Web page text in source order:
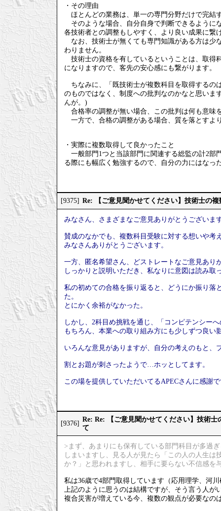
・その理由
ほとんどの業務は、単一の専門分野だけで完結
そのような場合、自分自身で判断できるように
各技術者との調整もしやすく、より良い成果に繋
なお、技術士が無くても専門知識がある方は少
わりません。
技術士の資格を有しているということは、取得
になりますので、客先の安心感にも繋がります。
ちなみに、「既技術士が複数科目を取得するの
のものではなく、制度への批判なのかなと思いま
んが。)
合格率の調整が無い場合、この批判は何も意味
一方で、合格の調整がある場合、質を落とすよ
・実際に複数取得して良かったこと
一般部門1つと当該部門に関連する総監の計2部
る際にも幅広く勉強するので、自分の力にはなっ
[9375] Re: 【ご意見聞かせてください】技術士の
みなさん、さまざまなご意見ありがとうございま
賛成のなかでも、複数科目受験に対する想いや考
みなさんありがとうございます。
一方、匿名希望さん、どストレートなご意見あり
しっかりと説明いただき、私なりに意図は読み取
私の初めての合格を振り返ると、どうにか振り落
た。
とにかく余裕がなかった。
しかし、2科目め挑戦を通じ、「コンピテンシー
もちろん、本業への取り組み方にも少しずつ良い
いろんな意見がありますが、自分の考えのもと
割とお題が刺さったようで…ホッとしてます。
この場を提供していただいてるAPECさんに感謝
[9376]
Re: Re: 【ご意見聞かせてください】技術士
て
>まず、あまりにも保有している部門科目が多過
しまいますし、見る人が見たら「この人の人生
か？」と思われますし、相手に要らない不信感を
私は36歳で4部門取得しています（応用理学、河
上記のように思うのは結構ですが、そう言う人が
複合災害が増えている今、複数の観点が必要なの